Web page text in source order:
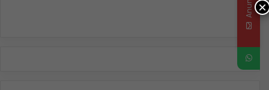
×